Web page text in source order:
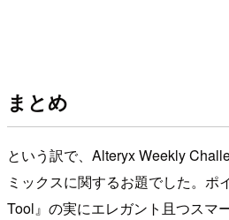
まとめ
という訳で、Alteryx Weekly
ミックスに関するお題でした。ポ
Tool』の実にエレガント且つスマ